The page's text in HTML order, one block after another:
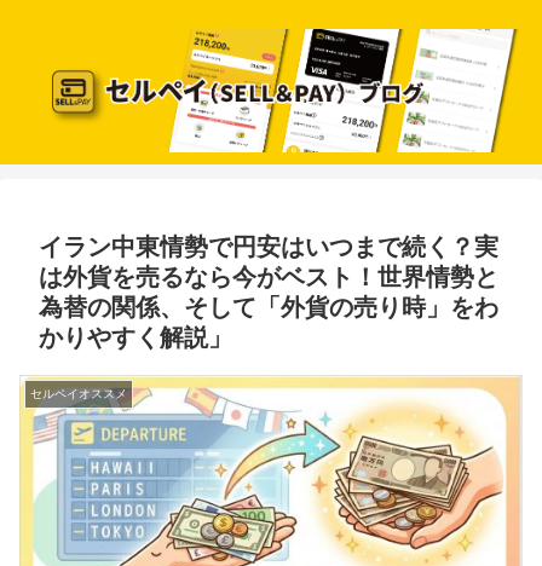
イラン中東情勢で円安はいつまで続く？実
は外貨を売るなら今がベスト！世界情勢と
為替の関係、そして「外貨の売り時」をわ
かりやすく解説」
セルペイオススメ